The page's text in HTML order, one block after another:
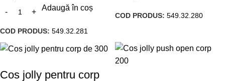
Adaugă în coș
COD PRODUS: 549.32.281
COD PRODUS: 549.32.280
Cos jolly pentru corp